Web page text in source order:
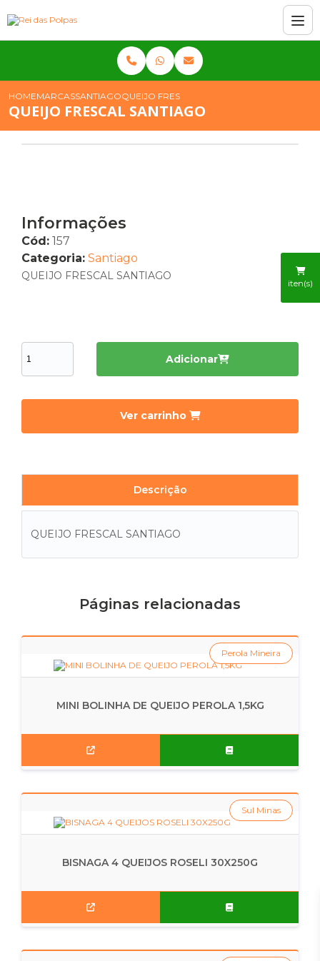
iten(s)
HOMEMARCASSANTIAGOQUEIJO FRESCAL SANTIAGO
QUEIJO FRESCAL SANTIAGO
Informações
Cód: 157
Categoria: Santiago
QUEIJO FRESCAL SANTIAGO
Adicionar
Ver carrinho
Descrição
QUEIJO FRESCAL SANTIAGO
Páginas relacionadas
MINI BOLINHA DE QUEIJO PEROLA 1,5KG
Perola Mineira
BISNAGA 4 QUEIJOS ROSELI 30X250G
Sul Minas